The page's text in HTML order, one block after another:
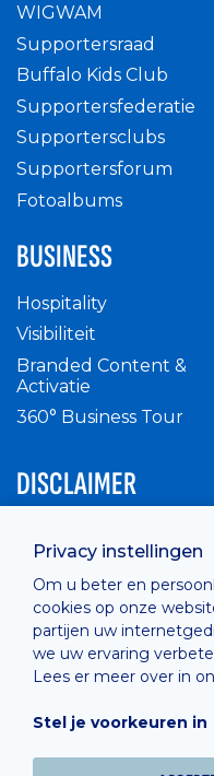
Privacy instellingen
Om u beter en
cookies op onze
partijen uw
we uw ervaring
Lees er meer over in
Stel je voorkeuren in
WIGWAM
Supportersraad
Buffalo Kids Club
Supportersfederatie
Supportersclubs
Supportersforum
Fotoalbums
BUSINESS
Hospitality
Visibiliteit
Branded Content &
Activatie
360° Business Tour
DISCLAIMER
Privacy Policy
Cashless
verkoopsvoorwaarden
Cookie Policy
Hosted by Combell